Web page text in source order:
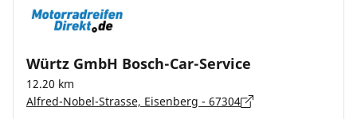
Würtz GmbH Bosch-Car-Service
12.20 km
Alfred-Nobel-Strasse, Eisenberg - 67304